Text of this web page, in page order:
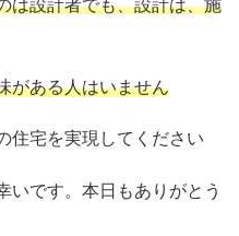
は設計者でも、設計は、施
がある人はいません
住宅を実現してください
いです。本日もありがとう